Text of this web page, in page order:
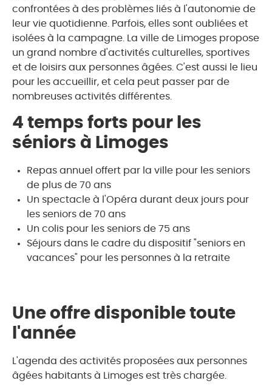
confrontées à des problèmes liés à l'autonomie de
leur vie quotidienne. Parfois, elles sont oubliées et
isolées à la campagne. La ville de Limoges propose
un grand nombre d'activités culturelles, sportives
et de loisirs aux personnes âgées. C'est aussi le lieu
pour les accueillir, et cela peut passer par de
nombreuses activités différentes.
4 temps forts pour les
séniors à Limoges
Repas annuel offert par la ville pour les seniors
de plus de 70 ans
Un spectacle à l'Opéra durant deux jours pour
les seniors de 70 ans
Un colis pour les seniors de 75 ans
Séjours dans le cadre du dispositif "seniors en
vacances" pour les personnes à la retraite
Une offre disponible toute
l'année
L'agenda des activités proposées aux personnes
âgées habitants à Limoges est très chargée.